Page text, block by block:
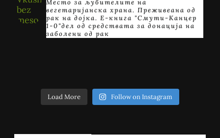
Место за љубителите на
вегетаријанска храна. Преживеана од
рак на дојка. E-книга "Смути-Канцер
1-0"дел од средствата за донација на
заболени од рак
Load More Follow on Instagram